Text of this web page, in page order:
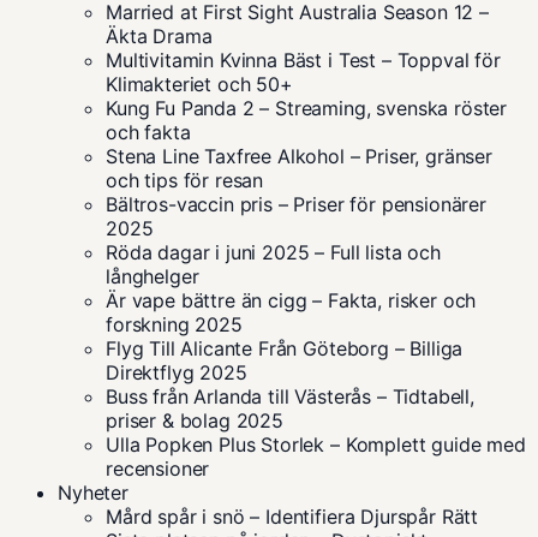
Married at First Sight Australia Season 12 –
Äkta Drama
Multivitamin Kvinna Bäst i Test – Toppval för
Klimakteriet och 50+
Kung Fu Panda 2 – Streaming, svenska röster
och fakta
Stena Line Taxfree Alkohol – Priser, gränser
och tips för resan
Bältros-vaccin pris – Priser för pensionärer
2025
Röda dagar i juni 2025 – Full lista och
långhelger
Är vape bättre än cigg – Fakta, risker och
forskning 2025
Flyg Till Alicante Från Göteborg – Billiga
Direktflyg 2025
Buss från Arlanda till Västerås – Tidtabell,
priser & bolag 2025
Ulla Popken Plus Storlek – Komplett guide med
recensioner
Nyheter
Mård spår i snö – Identifiera Djurspår Rätt